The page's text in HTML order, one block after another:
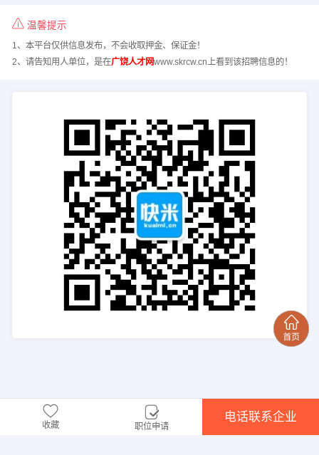
温馨提示
1、本平台仅供信息发布，不会收取押金、保证金！
2、请告知用人单位，是在广饶人才网www.skrcw.cn上看到该招聘信息的！
收藏 职位申请
电话联系企业